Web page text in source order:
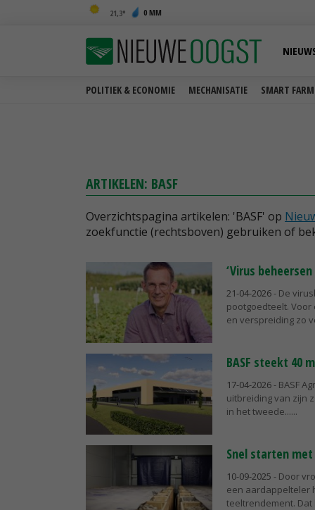
21,3 0 MM
POLITIEK & ECONOMIE MECHANISATIE SMART
ARTIKELEN: BASF
Overzichtspagina artikelen: 'BASF' op
zoekfunctie (rechtsboven) gebruiken of
‘Virus
21-04-2026- De
pootgoedteelt. Voor
en verspreiding zo
BASF steekt 40
17-04-2026- BASF
uitbreiding van zijn
in het tweede...
Snel starten
10-09-2025 - Door
een aardappelteler
teeltrendement. Dat